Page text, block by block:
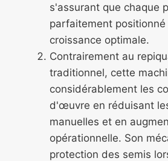
s'assurant que chaque
parfaitement positionné
croissance optimale.
Contrairement au
traditionnel, cette
considérablement les
d'œuvre en réduisant
manuelles et en
opérationnelle. Son
protection des semis